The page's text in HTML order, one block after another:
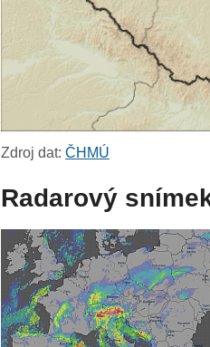
Zdroj dat:ČHMÚ
Radarový